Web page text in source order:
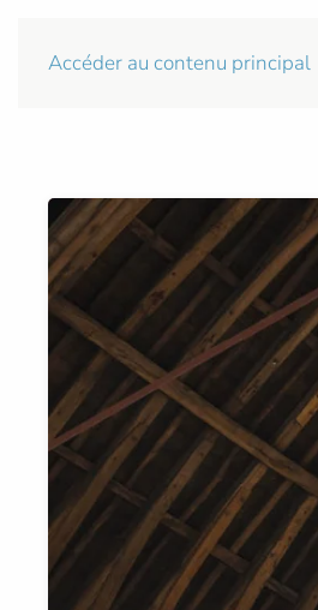
Accéder au contenu principal